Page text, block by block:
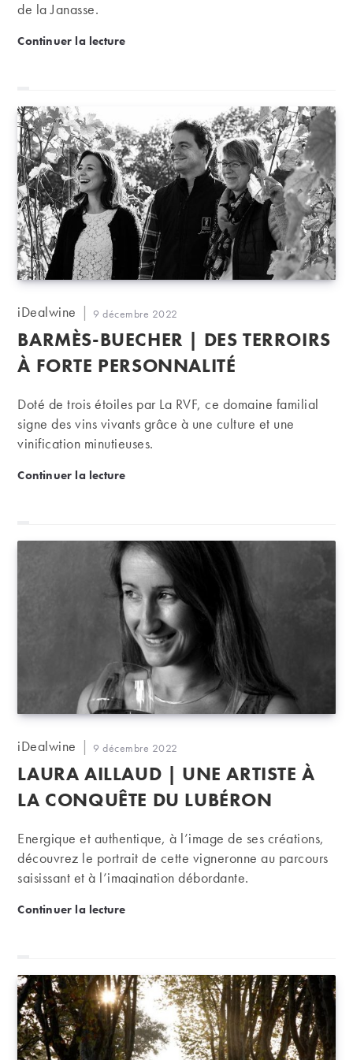
de la Janasse.
Continuer la lectureDomaine de la Janasse : à Châteauneuf-du-Pape,
Auteur/autrice
la
publication :
iDealwine
Publication
publiée :
9 décembre 2022
BARMÈS-BUECHER | DES TERROIRS
À FORTE PERSONNALITÉ
Doté de trois étoiles par La RVF, ce domaine familial
signe des vins vivants grâce à une culture et une
vinification minutieuses.
Continuer la lectureBarmès-Buecher | Des terroirs à forte personnalité
Auteur/autrice
la
publication :
iDealwine
Publication
publiée :
9 décembre 2022
LAURA AILLAUD | UNE ARTISTE À
LA CONQUÊTE DU LUBÉRON
Energique et authentique, à l’image de ses créations,
découvrez le portrait de cette vigneronne au parcours
saisissant et à l’imagination débordante.
Continuer la lectureLaura Aillaud | Une artiste à la conquête du